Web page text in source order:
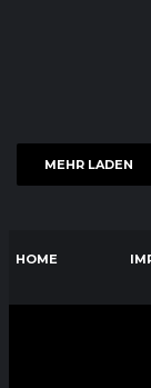
MEHR LADEN
HOME